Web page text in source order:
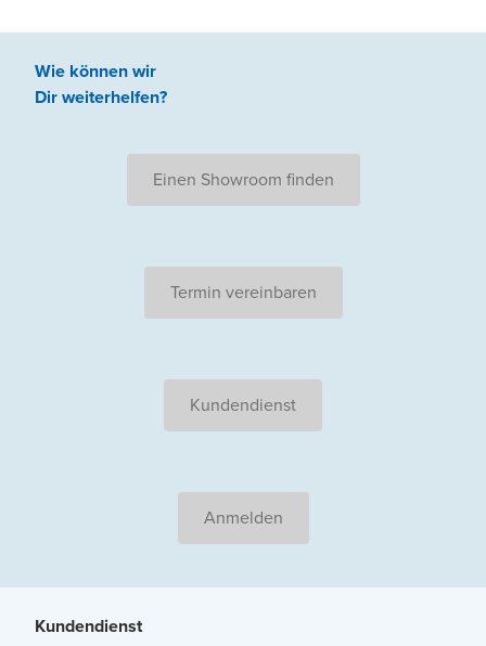
Wie können wir
Dir weiterhelfen?
Einen Showroom finden
Termin vereinbaren
Kundendienst
Anmelden
Kundendienst